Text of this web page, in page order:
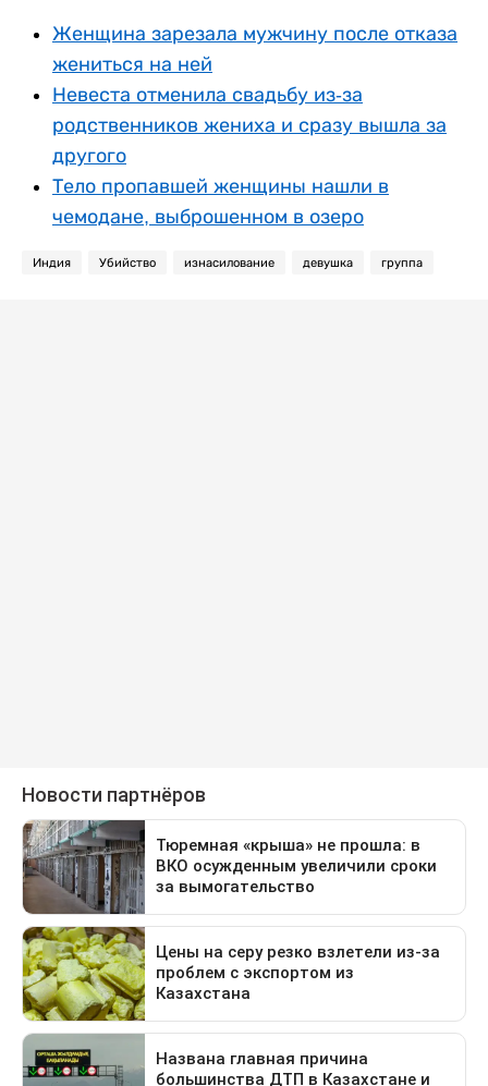
Женщина зарезала мужчину после отказа
жениться на ней
Невеста отменила свадьбу из-за
родственников жениха и сразу вышла за
другого
Тело пропавшей женщины нашли в
чемодане, выброшенном в озеро
Индия Убийство изнасилование девушка группа